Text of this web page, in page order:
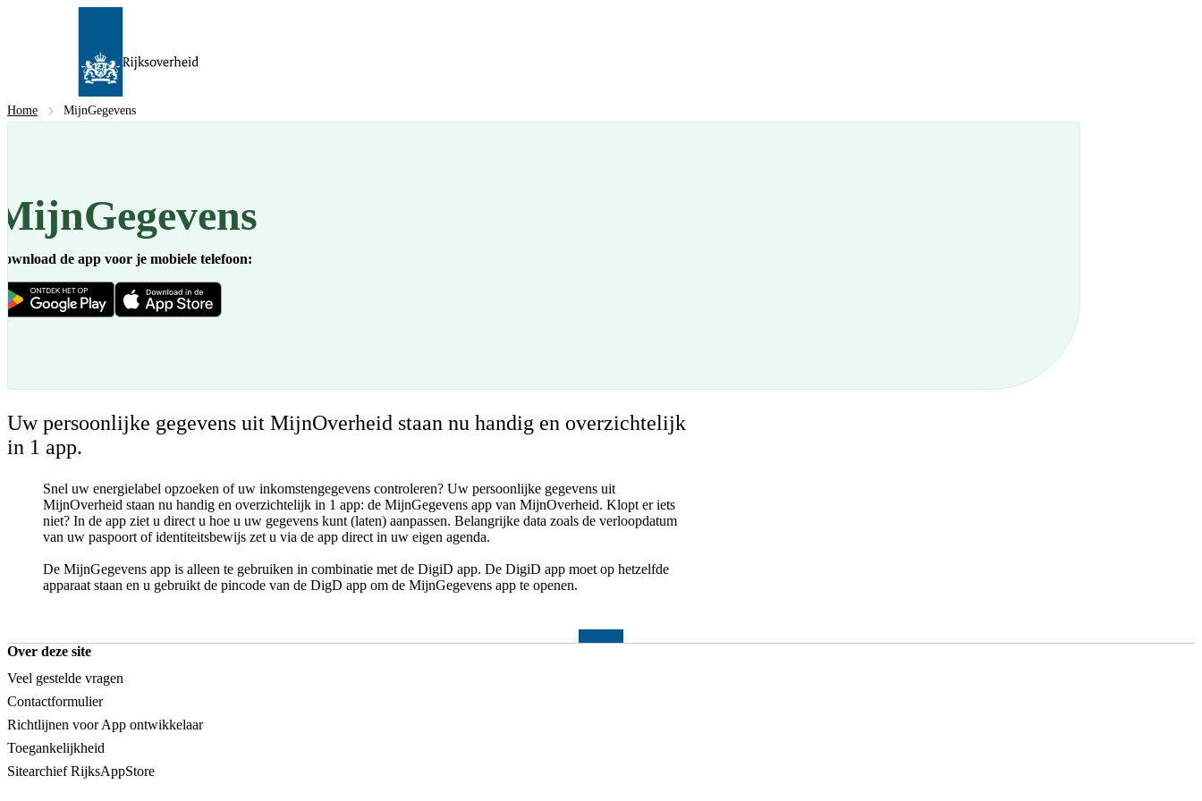
Home MijnGegevens
de app voor je mobiele telefoon:
Uw persoonlijke gegevens uit MijnOverheid staan nu handig en overzichtelijk
in 1 app.
Snel uw energielabel opzoeken of uw inkomstengegevens controleren? Uw persoonlijke gegevens uit
MijnOverheid staan nu handig en overzichtelijk in 1 app: de MijnGegevens app van MijnOverheid. Klopt er iets
niet? In de app ziet u direct u hoe u uw gegevens kunt (laten) aanpassen. Belangrijke data zoals de verloopdatum
van uw paspoort of identiteitsbewijs zet u via de app direct in uw eigen agenda.
De MijnGegevens app is alleen te gebruiken in combinatie met de DigiD app. De DigiD app moet op hetzelfde
apparaat staan en u gebruikt de pincode van de DigD app om de MijnGegevens app te openen.
Over deze site
Veel gestelde vragen
Contactformulier
Richtlijnen voor App ontwikkelaar
Toegankelijkheid
Sitearchief RijksAppStore